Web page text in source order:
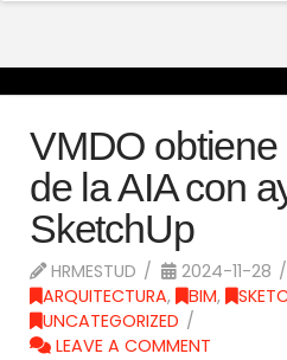
VMDO
de la AIA con
SketchUp
HRMESTUD
2024-11-28
ARQUITECTURA, BIM,
UNCATEGORIZED
LEAVE A COMMENT